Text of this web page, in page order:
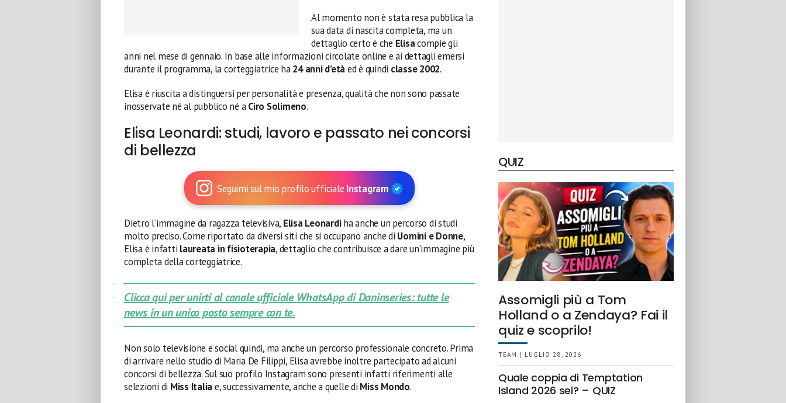
Al momento non è stata resa pubblica la
sua data di nascita completa, ma un
dettaglio certo è che Elisacompie gli
anni nel mese di gennaio. In base alle informazioni circolate online e ai dettagli emersi
durante il programma, la corteggiatrice ha24 anni d’etàed è quindi classe 2002.
Elisa è riuscita a distinguersi per personalità e presenza, qualità che non sono passate
inosservate né al pubblico né aCiro Solimeno.
Elisa Leonardi: studi, lavoro e passato nei concorsi
di bellezza
Seguimi sul mio profilo ufficiale Instagram
Dietro l’immagine da ragazza televisiva, Elisa Leonardiha anche un percorso di studi
molto preciso. Come riportato da diversi siti che si occupano anche di Uomini e Donne,
Elisa è infatti laureata in fisioterapia, dettaglio che contribuisce a dare un’immagine più
completa della corteggiatrice.
Clicca qui per unirti al canale ufficiale WhatsApp di Daninseries: tutte le
news in un unico posto sempre con te.
Non solo televisione e social quindi, ma anche un percorso professionale concreto. Prima
di arrivare nello studio di Maria De Filippi, Elisa avrebbe inoltre partecipato ad alcuni
concorsi di bellezza. Sul suo profilo Instagram sono presenti infatti riferimenti alle
selezioni di Miss Italiae, successivamente, anche a quelle di Miss Mondo.
QUIZ
Assomigli più a Tom
Holland o a Zendaya? Fai il
quiz e scoprilo!
TEAM | LUGLIO 28, 2026
Quale coppia di Temptation
Island 2026 sei? – QUIZ